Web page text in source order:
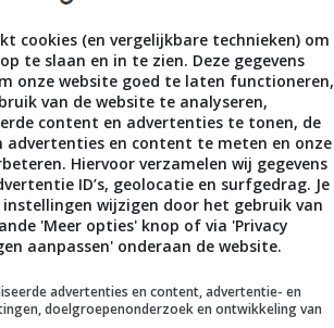
cookies (en vergelijkbare technieken) om
te slaan en in te zien. Deze gegevens
onze website goed te laten functioneren,
van de website te analyseren,
content en advertenties te tonen, de
advertenties en content te meten en onze
Hiervoor verzamelen wij gegevens
ID’s, geolocatie en surfgedrag. Je
wijzigen door het gebruik van
'Meer opties' knop of via 'Privacy
aanpassen' onderaan de website.
advertenties en content, advertentie- en
doelgroepenonderzoek en ontwikkeling van